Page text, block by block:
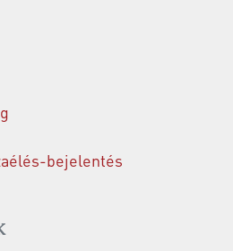
bejelentés